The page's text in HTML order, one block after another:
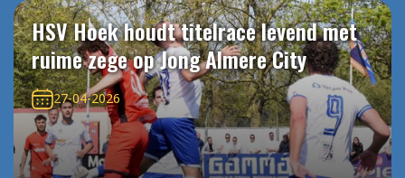
HSV Hoek houdt titelrace levend met
ruime zege op Jong Almere City
27-04-2026